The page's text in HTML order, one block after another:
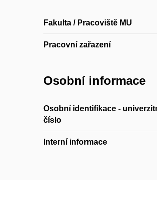
Fakulta / Pracoviště MU
Pracovní zařazení
Osobní informace
Osobní identifikace -
číslo
Interní informace